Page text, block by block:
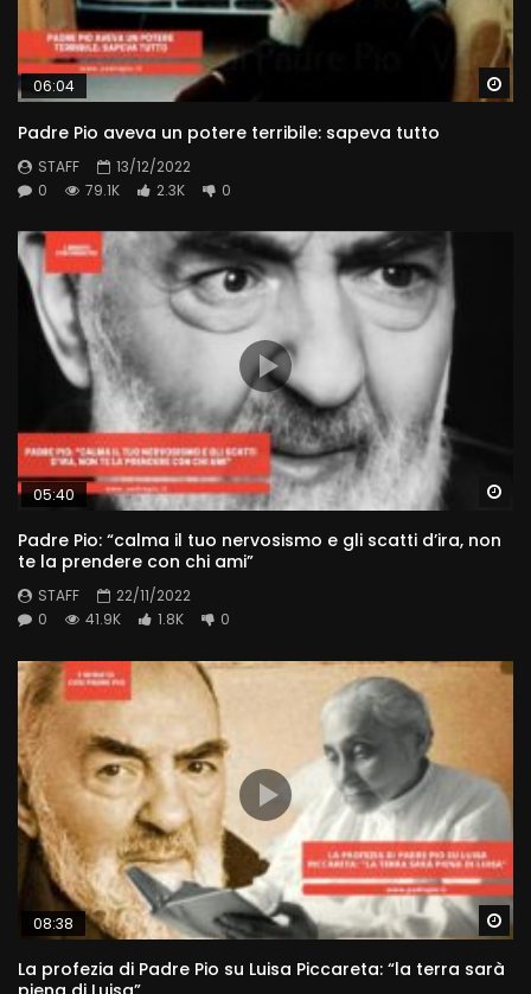
06:04
Padre Pio aveva un potere terribile: sapeva tutto
STAFF
13/12/2022
0
79.1K 2.3K 0
05:40
Padre Pio: “calma il tuo nervosismo e gli scatti d’ira, non
te la prendere con chi ami”
STAFF
22/11/2022
0
41.9K 1.8K 0
08:38
La profezia di Padre Pio su Luisa Piccareta: “la terra sarà